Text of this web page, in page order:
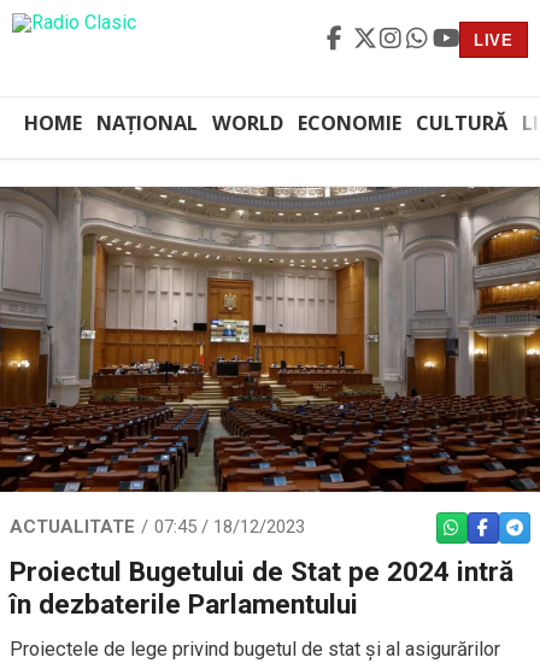
LIVE
HOME NAȚIONAL WORLD ECONOMIE CULTURĂ
ACTUALITATE 07:45 / 18/12/2023 WHATSAPP
Proiectul Bugetului de Stat pe 2024 intră
în dezbaterile Parlamentului
Proiectele de lege privind bugetul de stat și al asigurărilor